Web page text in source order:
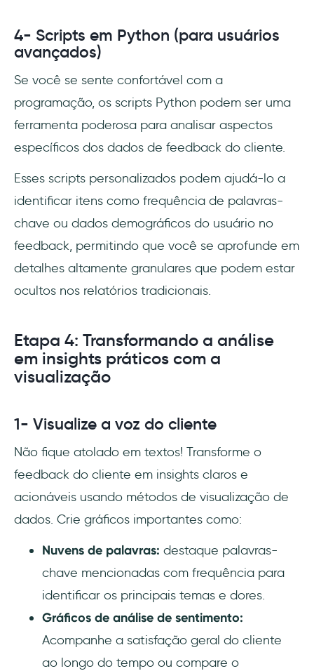
4- Scripts em Python (para usuários
avançados)
Se você se sente confortável com a
programação, os scripts Python podem ser uma
ferramenta poderosa para analisar aspectos
específicos dos dados de feedback do cliente.
Esses scripts personalizados podem ajudá-lo a
identificar itens como frequência de palavras-
chave ou dados demográficos do usuário no
feedback, permitindo que você se aprofunde em
detalhes altamente granulares que podem estar
ocultos nos relatórios tradicionais.
Etapa 4: Transformando a análise
em insights práticos com a
visualização
1- Visualize a voz do cliente
Não fique atolado em textos! Transforme o
feedback do cliente em insights claros e
acionáveis usando métodos de visualização de
dados. Crie gráficos importantes como:
Nuvens de palavras: destaque palavras-
chave mencionadas com frequência para
identificar os principais temas e dores.
Gráficos de análise de sentimento:
Acompanhe a satisfação geral do cliente
ao longo do tempo ou compare o